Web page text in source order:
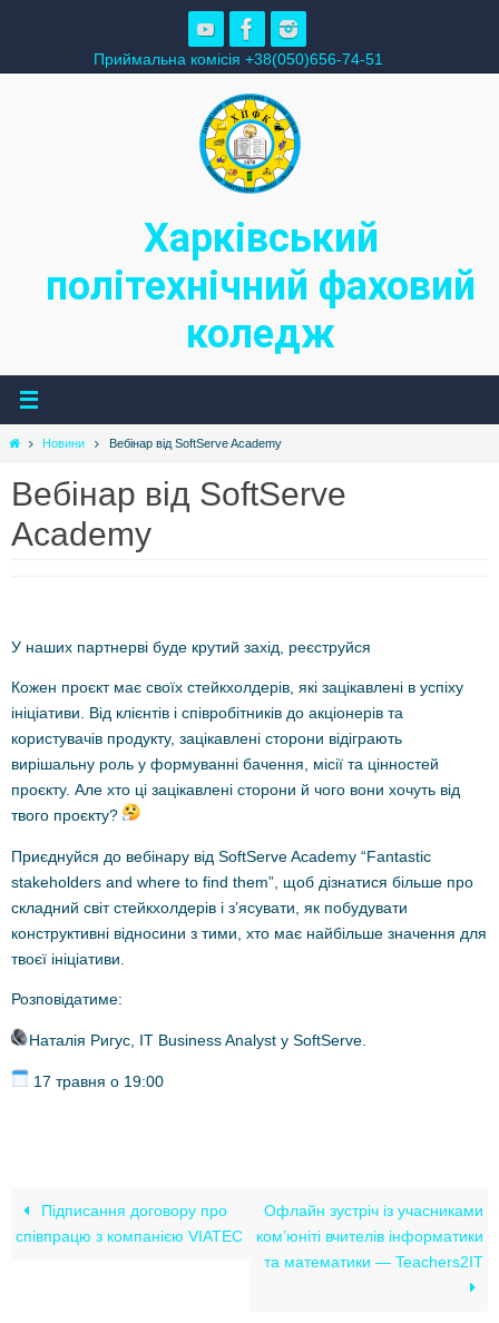
Приймальна комісія +38(050)656-74-51
Харківський
політехнічний фаховий
коледж
HomeНовини Вебінар від SoftServe Academy
Вебінар від SoftServe
Academy
У наших партнерві буде крутий захід, реєструйся
Кожен проєкт має своїх стейкхолдерів, які зацікавлені в успіху
ініціативи. Від клієнтів і співробітників до акціонерів та
користувачів продукту, зацікавлені сторони відіграють
вирішальну роль у формуванні бачення, місії та цінностей
проєкту. Але хто ці зацікавлені сторони й чого вони хочуть від
твого проєкту?
Приєднуйся до вебінару від SoftServe Academy “Fantastic
stakeholders and where to find them”, щоб дізнатися більше про
складний світ стейкхолдерів і з’ясувати, як побудувати
конструктивні відносини з тими, хто має найбільше значення для
твоєї ініціативи.
Розповідатиме:
Наталія Ригус, IT Business Analyst у SoftServe.
17 травня о 19:00
Підписання договору про
співпрацю з компанією VIATEC
Офлайн зустріч із учасниками
ком’юніті вчителів інформатики
та математики — Teachers2IT